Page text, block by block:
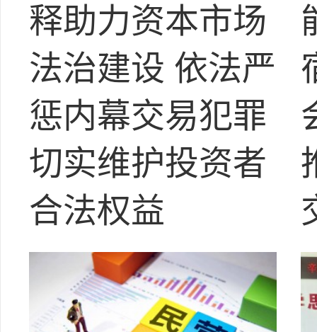
释助力资本市场
法治建设 依法严
惩内幕交易犯罪
切实维护投资者
合法权益